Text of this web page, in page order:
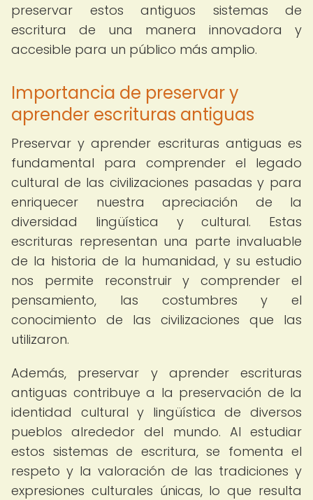
preservar estos antiguos sistemas de
escritura de una manera innovadora y
accesible para un público más amplio.
Importancia de preservar y
aprender escrituras antiguas
Preservar y aprender escrituras antiguas es
fundamental para comprender el legado
cultural de las civilizaciones pasadas y para
enriquecer nuestra apreciación de la
diversidad lingüística y cultural. Estas
escrituras representan una parte invaluable
de la historia de la humanidad, y su estudio
nos permite reconstruir y comprender el
pensamiento, las costumbres y el
conocimiento de las civilizaciones que las
utilizaron.
Además, preservar y aprender escrituras
antiguas contribuye a la preservación de la
identidad cultural y lingüística de diversos
pueblos alrededor del mundo. Al estudiar
estos sistemas de escritura, se fomenta el
respeto y la valoración de las tradiciones y
expresiones culturales únicas, lo que resulta